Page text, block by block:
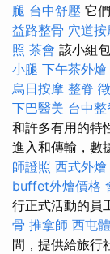
腿 台中舒壓 它
益路整骨 穴道
照 茶會 該小組
小腿 下午茶外燴
烏日按摩 整脊
下巴醫美 台中整
和許多有用的特
進入和傳輸，數
師證照 西式外燴
buffet外燴價格
行正式活動的員
骨 推拿師 西屯
間，提供給旅行